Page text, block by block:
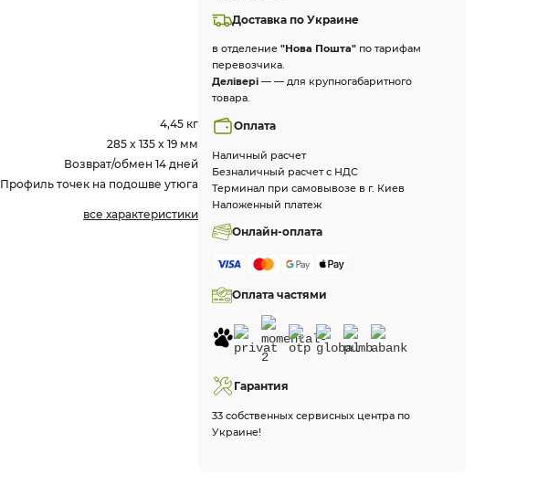
4,45 кг
285 x 135 x 19 мм
Возврат/обмен 14 дней
Профиль точек на подошве утюга
все характеристики
Доставка по Украине
в отделение"Нова Пошта" по тарифам
перевозчика.
Делівері — — для крупногабаритного
товара.
Оплата
Наличный расчет
Безналичный расчет с НДС
Терминал при самовывозе в г. Киев
Наложенный платеж
Онлайн-оплата
Оплата частями
Гарантия
33 собственных сервисных центра по
Украине!